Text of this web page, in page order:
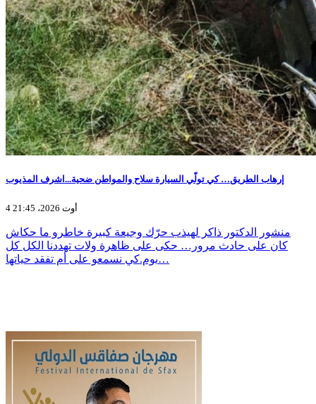
إرهاب الطريق… كي تولّي السيارة سلاح والمواطن ضحية...اشرف المذيوب
4 أوت 2026، 21:45
منشور الدكتور ذاكر لهيذب حرّك وجيعة كبيرة خاطرو ما حكاش
كان على حادث مرور… حكى على ظاهرة ولات تهددنا الكل كل
يوم.كي نسمعو على أم تفقد حياتها…